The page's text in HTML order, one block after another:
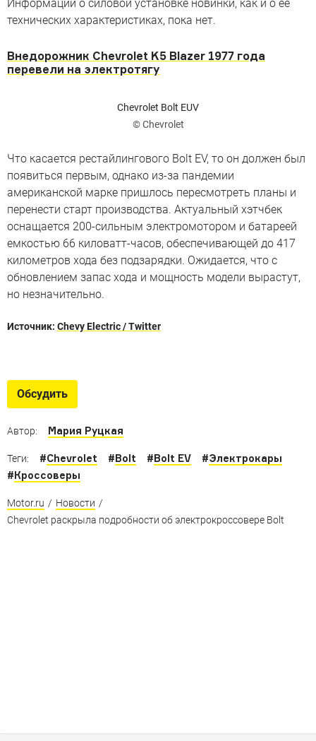
Информации о силовой установке новинки, как и о ее
технических характеристиках, пока нет.
Внедорожник Chevrolet K5 Blazer 1977 года
перевели на электротягу
Chevrolet Bolt EUV
© Chevrolet
Что касается рестайлингового Bolt EV, то он должен был
появиться первым, однако из-за пандемии
американской марке пришлось пересмотреть планы и
перенести старт производства. Актуальный хэтчбек
оснащается 200-сильным электромотором и батареей
емкостью 66 киловатт-часов, обеспечивающей до 417
километров хода без подзарядки. Ожидается, что с
обновлением запас хода и мощность модели вырастут,
но незначительно.
Источник: Chevy Electric / Twitter
Автономные автомобили Ford, BMW, Nissan
Обсудить
Автор: Мария Руцкая
Теги: #Chevrolet #Bolt #Bolt EV #Электрокары
#Кроссоверы
Motor.ru / Новости /
Chevrolet раскрыла подробности об электрокроссовере Bolt